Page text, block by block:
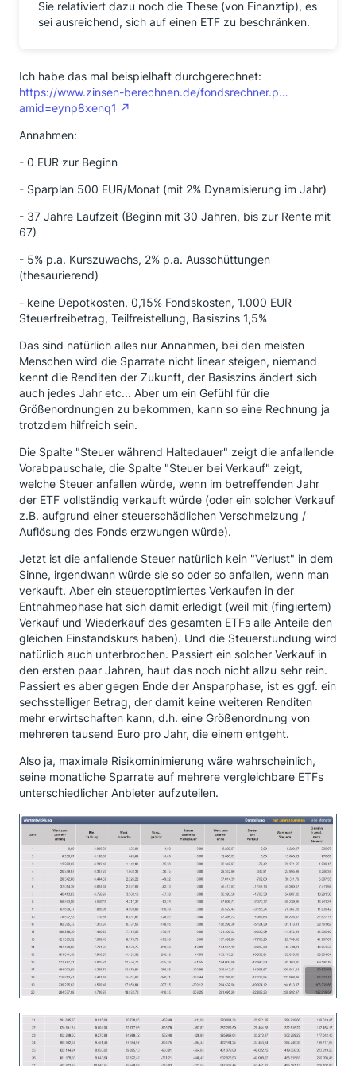
Sie relativiert dazu noch die These (von Finanztip), es
sei ausreichend, sich auf einen ETF zu beschränken.
Ich habe das mal beispielhaft durchgerechnet:
https://www.zinsen-berechnen.de/fondsrechner.p…
amid=eynp8xenq1
Annahmen:
- 0 EUR zur Beginn
- Sparplan 500 EUR/Monat (mit 2% Dynamisierung im Jahr)
- 37 Jahre Laufzeit (Beginn mit 30 Jahren, bis zur Rente mit
67)
- 5% p.a. Kurszuwachs, 2% p.a. Ausschüttungen
(thesaurierend)
- keine Depotkosten, 0,15% Fondskosten, 1.000 EUR
Steuerfreibetrag, Teilfreistellung, Basiszins 1,5%
Das sind natürlich alles nur Annahmen, bei den meisten
Menschen wird die Sparrate nicht linear steigen, niemand
kennt die Renditen der Zukunft, der Basiszins ändert sich
auch jedes Jahr etc... Aber um ein Gefühl für die
Größenordnungen zu bekommen, kann so eine Rechnung ja
trotzdem hilfreich sein.
Die Spalte "Steuer während Haltedauer" zeigt die anfallende
Vorabpauschale, die Spalte "Steuer bei Verkauf" zeigt,
welche Steuer anfallen würde, wenn im betreffenden Jahr
der ETF vollständig verkauft würde (oder ein solcher Verkauf
z.B. aufgrund einer steuerschädlichen Verschmelzung /
Auflösung des Fonds erzwungen würde).
Jetzt ist die anfallende Steuer natürlich kein "Verlust" in dem
Sinne, irgendwann würde sie so oder so anfallen, wenn man
verkauft. Aber ein steueroptimiertes Verkaufen in der
Entnahmephase hat sich damit erledigt (weil mit (fingiertem)
Verkauf und Wiederkauf des gesamten ETFs alle Anteile den
gleichen Einstandskurs haben). Und die Steuerstundung wird
natürlich auch unterbrochen. Passiert ein solcher Verkauf in
den ersten paar Jahren, haut das noch nicht allzu sehr rein.
Passiert es aber gegen Ende der Ansparphase, ist es ggf. ein
sechsstelliger Betrag, der damit keine weiteren Renditen
mehr erwirtschaften kann, d.h. eine Größenordnung von
mehreren tausend Euro pro Jahr, die einem entgeht.
Also ja, maximale Risikominimierung wäre wahrscheinlich,
seine monatliche Sparrate auf mehrere vergleichbare ETFs
unterschiedlicher Anbieter aufzuteilen.